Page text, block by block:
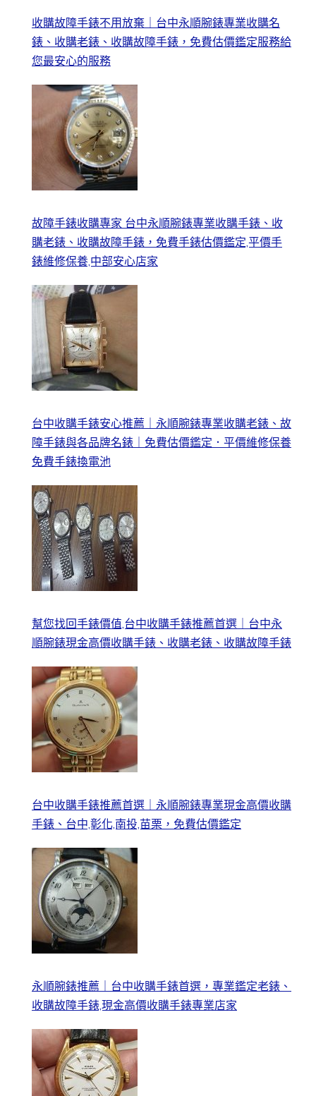
收購故障手錶不用放棄｜台中永順腕錶專業收購名
錶、收購老錶、收購故障手錶，免費估價鑑定服務給
您最安心的服務
故障手錶收購專家 台中永順腕錶專業收購手錶、收
購老錶、收購故障手錶，免費手錶估價鑑定,平價手
錶維修保養,中部安心店家
台中收購手錶安心推薦｜永順腕錶專業收購老錶、故
障手錶與各品牌名錶｜免費估價鑑定．平價維修保養
免費手錶換電池
幫您找回手錶價值,台中收購手錶推薦首選｜台中永
順腕錶現金高價收購手錶、收購老錶、收購故障手錶
台中收購手錶推薦首選｜永順腕錶專業現金高價收購
手錶、台中,彰化,南投,苗栗，免費估價鑑定
永順腕錶推薦｜台中收購手錶首選，專業鑑定老錶、
收購故障手錶,現金高價收購手錶專業店家